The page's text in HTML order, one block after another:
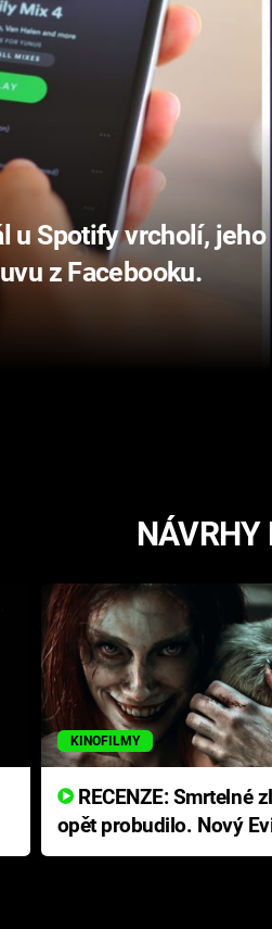
u Spotify vrcholí,
z Facebooku.
NÁVRHY
KINOFILMY
RECENZE: Smrtelné zlo se
opět probudilo. Nový
přichází s